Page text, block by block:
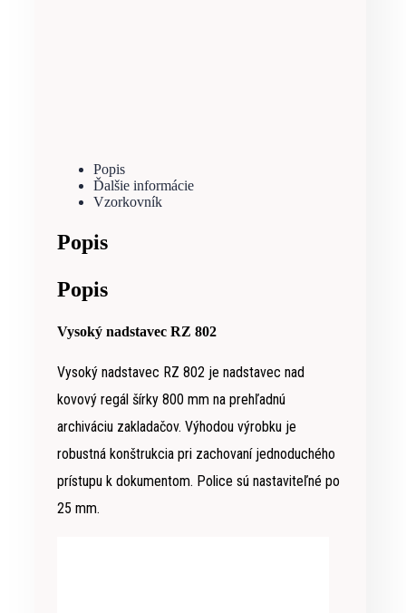
Popis
Ďalšie informácie
Vzorkovník
Popis
Popis
Vysoký nadstavec RZ 802
Vysoký nadstavec RZ 802 je nadstavec nad
kovový regál šírky 800 mm na prehľadnú
archiváciu zakladačov. Výhodou výrobku je
robustná konštrukcia pri zachovaní jednoduchého
prístupu k dokumentom. Police sú nastaviteľné po
25 mm.